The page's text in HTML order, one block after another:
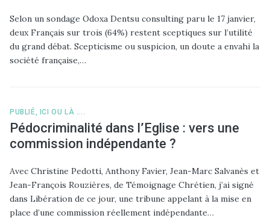
Selon un sondage Odoxa Dentsu consulting paru le 17 janvier,
deux Français sur trois (64%) restent sceptiques sur l’utilité
du grand débat. Scepticisme ou suspicion, un doute a envahi la
société française,…
PUBLIÉ, ICI OU LÀ ....
Pédocriminalité dans l’Eglise : vers une
commission indépendante ?
Avec Christine Pedotti, Anthony Favier, Jean-Marc Salvanès et
Jean-François Rouzières, de Témoignage Chrétien, j’ai signé
dans Libération de ce jour, une tribune appelant à la mise en
place d’une commission réellement indépendante…